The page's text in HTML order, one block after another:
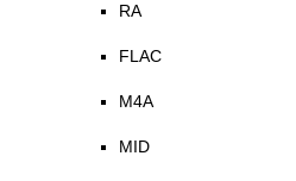
RA
FLAC
M4A
MID